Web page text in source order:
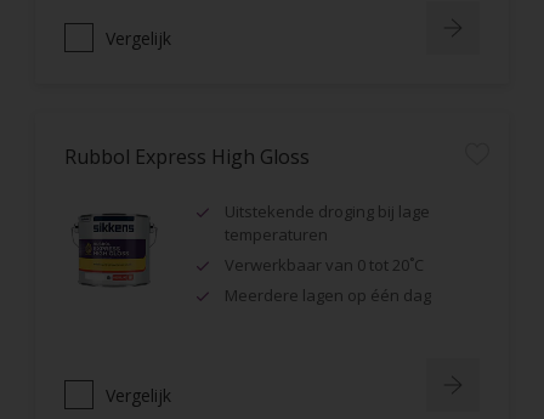
Vergelijk
Rubbol Express High Gloss
Uitstekende droging bij lage
temperaturen
Verwerkbaar van 0 tot 20˚C
Meerdere lagen op één dag
Vergelijk